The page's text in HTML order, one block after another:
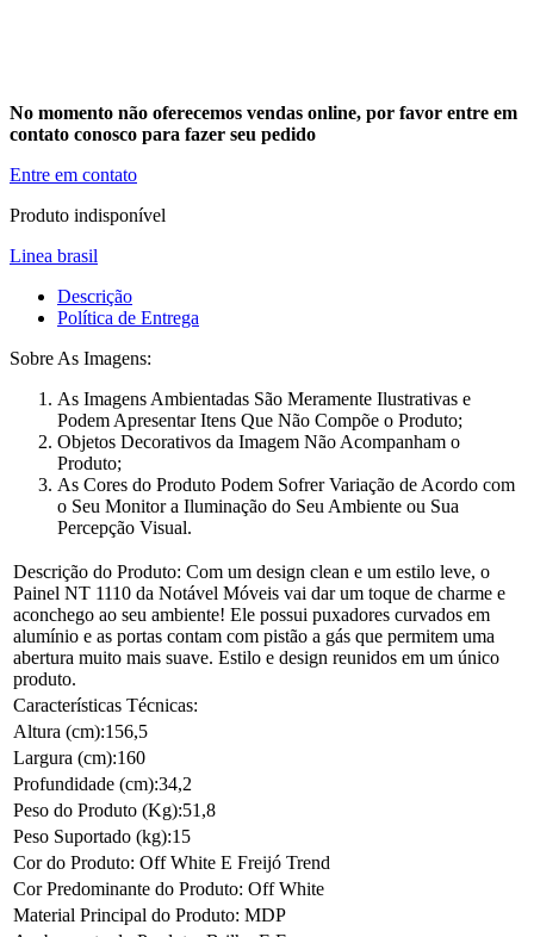
No momento não oferecemos vendas online, por favor entre em
contato conosco para fazer seu pedido
Entre em contato
Produto indisponível
Linea brasil
Descrição
Política de Entrega
Sobre As Imagens:
As Imagens Ambientadas São Meramente Ilustrativas e
Podem Apresentar Itens Que Não Compõe o Produto;
Objetos Decorativos da Imagem Não Acompanham o
Produto;
As Cores do Produto Podem Sofrer Variação de Acordo com
o Seu Monitor a Iluminação do Seu Ambiente ou Sua
Percepção Visual.
Descrição do Produto: Com um design clean e um estilo leve, o
Painel NT 1110 da Notável Móveis vai dar um toque de charme e
aconchego ao seu ambiente! Ele possui puxadores curvados em
alumínio e as portas contam com pistão a gás que permitem uma
abertura muito mais suave. Estilo e design reunidos em um único
produto.
Características Técnicas:
Altura (cm):156,5
Largura (cm):160
Profundidade (cm):34,2
Peso do Produto (Kg):51,8
Peso Suportado (kg):15
Cor do Produto: Off White E Freijó Trend
Cor Predominante do Produto: Off White
Material Principal do Produto: MDP